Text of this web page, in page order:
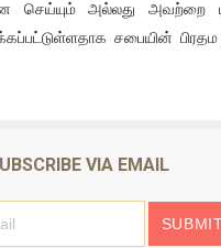
கேணல் சங்கர் ஆகியோரின்
தமிழின
பொதுச் சபை கூட்டத்தில்
(வீடியோ)
அல்லது அவற்றை
சபையின்
VIA EMAIL